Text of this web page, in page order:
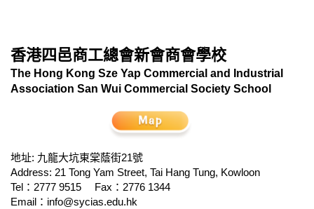
香港四邑商工總會新會商會學校
The Hong Kong Sze Yap Commercial and Industrial
Association San Wui Commercial Society School
地址: 九龍大坑東棠蔭街21號
Address: 21 Tong Yam Street, Tai Hang Tung, Kowloon
Tel：2777 9515
Fax：2776 1344
Email： info@sycias.edu.hk